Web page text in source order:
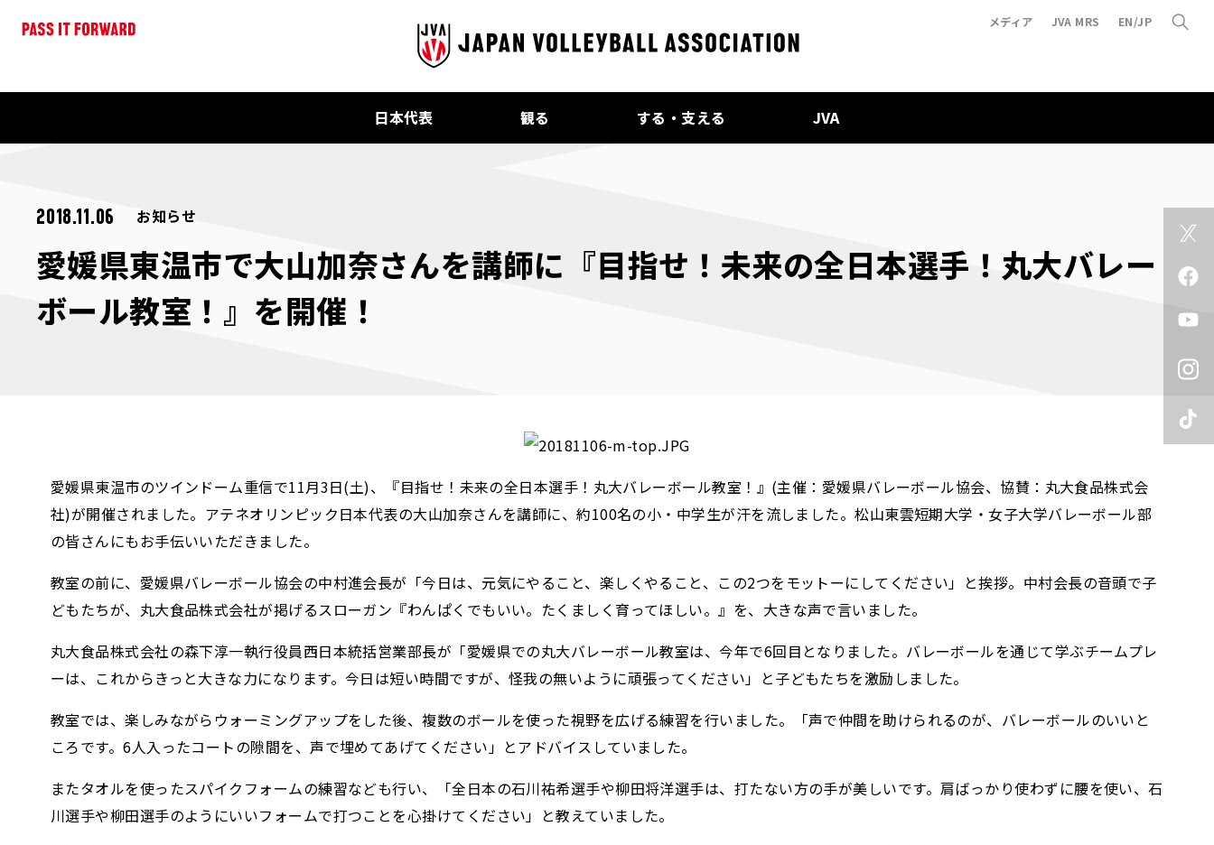
メディア JVA MRS EN/JP
日本代表 観る する・支える JVA
2018.11.06 お知らせ
愛媛県東温市で大山加奈さんを講師に『目指せ！未来の全日本選手！丸大バレー
ボール教室！』を開催！
愛媛県東温市のツインドーム重信で11月3日(土)、『目指せ！未来の全日本選手！丸大バレーボール教室！』(主催：愛媛県バレーボール協会、協賛：丸大食品株式会
社)が開催されました。アテネオリンピック日本代表の大山加奈さんを講師に、約100名の小・中学生が汗を流しました。松山東雲短期大学・女子大学バレーボール部
の皆さんにもお手伝いいただきました。
教室の前に、愛媛県バレーボール協会の中村進会長が「今日は、元気にやること、楽しくやること、この2つをモットーにしてください」と挨拶。中村会長の音頭で子
どもたちが、丸大食品株式会社が掲げるスローガン『わんぱくでもいい。たくましく育ってほしい。』を、大きな声で言いました。
丸大食品株式会社の森下淳一執行役員西日本統括営業部長が「愛媛県での丸大バレーボール教室は、今年で6回目となりました。バレーボールを通じて学ぶチームプレ
ーは、これからきっと大きな力になります。今日は短い時間ですが、怪我の無いように頑張ってください」と子どもたちを激励しました。
教室では、楽しみながらウォーミングアップをした後、複数のボールを使った視野を広げる練習を行いました。「声で仲間を助けられるのが、バレーボールのいいと
ころです。6人入ったコートの隙間を、声で埋めてあげてください」とアドバイスしていました。
またタオルを使ったスパイクフォームの練習なども行い、「全日本の石川祐希選手や柳田将洋選手は、打たない方の手が美しいです。肩ばっかり使わずに腰を使い、石
川選手や柳田選手のようにいいフォームで打つことを心掛けてください」と教えていました。